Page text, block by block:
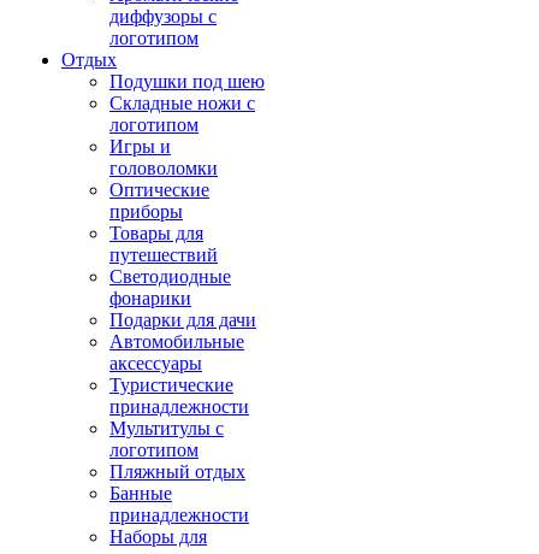
диффузоры с
логотипом
Отдых
Подушки под шею
Складные ножи с
логотипом
Игры и
головоломки
Оптические
приборы
Товары для
путешествий
Светодиодные
фонарики
Подарки для дачи
Автомобильные
аксессуары
Туристические
принадлежности
Мультитулы с
логотипом
Пляжный отдых
Банные
принадлежности
Наборы для